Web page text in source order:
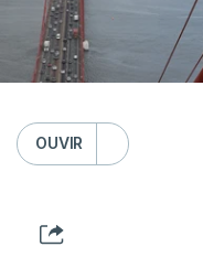
OUVIR